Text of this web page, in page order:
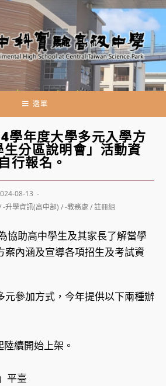
選單
學年度大學多元入學方
分區說明會」活動資
行報名。
08-13
-升學資訊(高中部) /-教務處 /註冊組
協助高中學生及其家長了解當學
案內涵及宣導各項招生及考試資
元參加方式，今年提供以下兩種辦
續開始上架。
平臺